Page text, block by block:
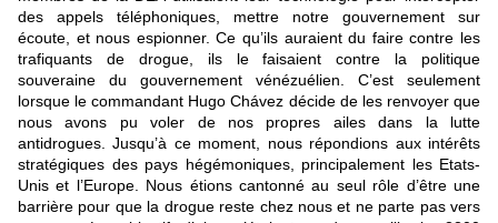
des appels téléphoniques, mettre notre gouvernement sur
écoute, et nous espionner. Ce qu’ils auraient du faire contre les
trafiquants de drogue, ils le faisaient contre la politique
souveraine du gouvernement vénézuélien. C’est seulement
lorsque le commandant Hugo Chávez décide de les renvoyer que
nous avons pu voler de nos propres ailes dans la lutte
antidrogues. Jusqu’à ce moment, nous répondions aux intérêts
stratégiques des pays hégémoniques, principalement les Etats-
Unis et l’Europe. Nous étions cantonné au seul rôle d’être une
barrière pour que la drogue reste chez nous et ne parte pas vers